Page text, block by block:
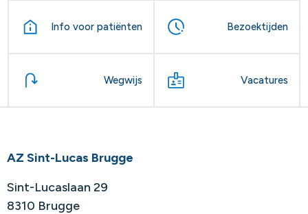
Info voor patiënten Bezoektijden
Wegwijs Vacatures
AZ Sint-Lucas Brugge
Sint-Lucaslaan 29
8310 Brugge